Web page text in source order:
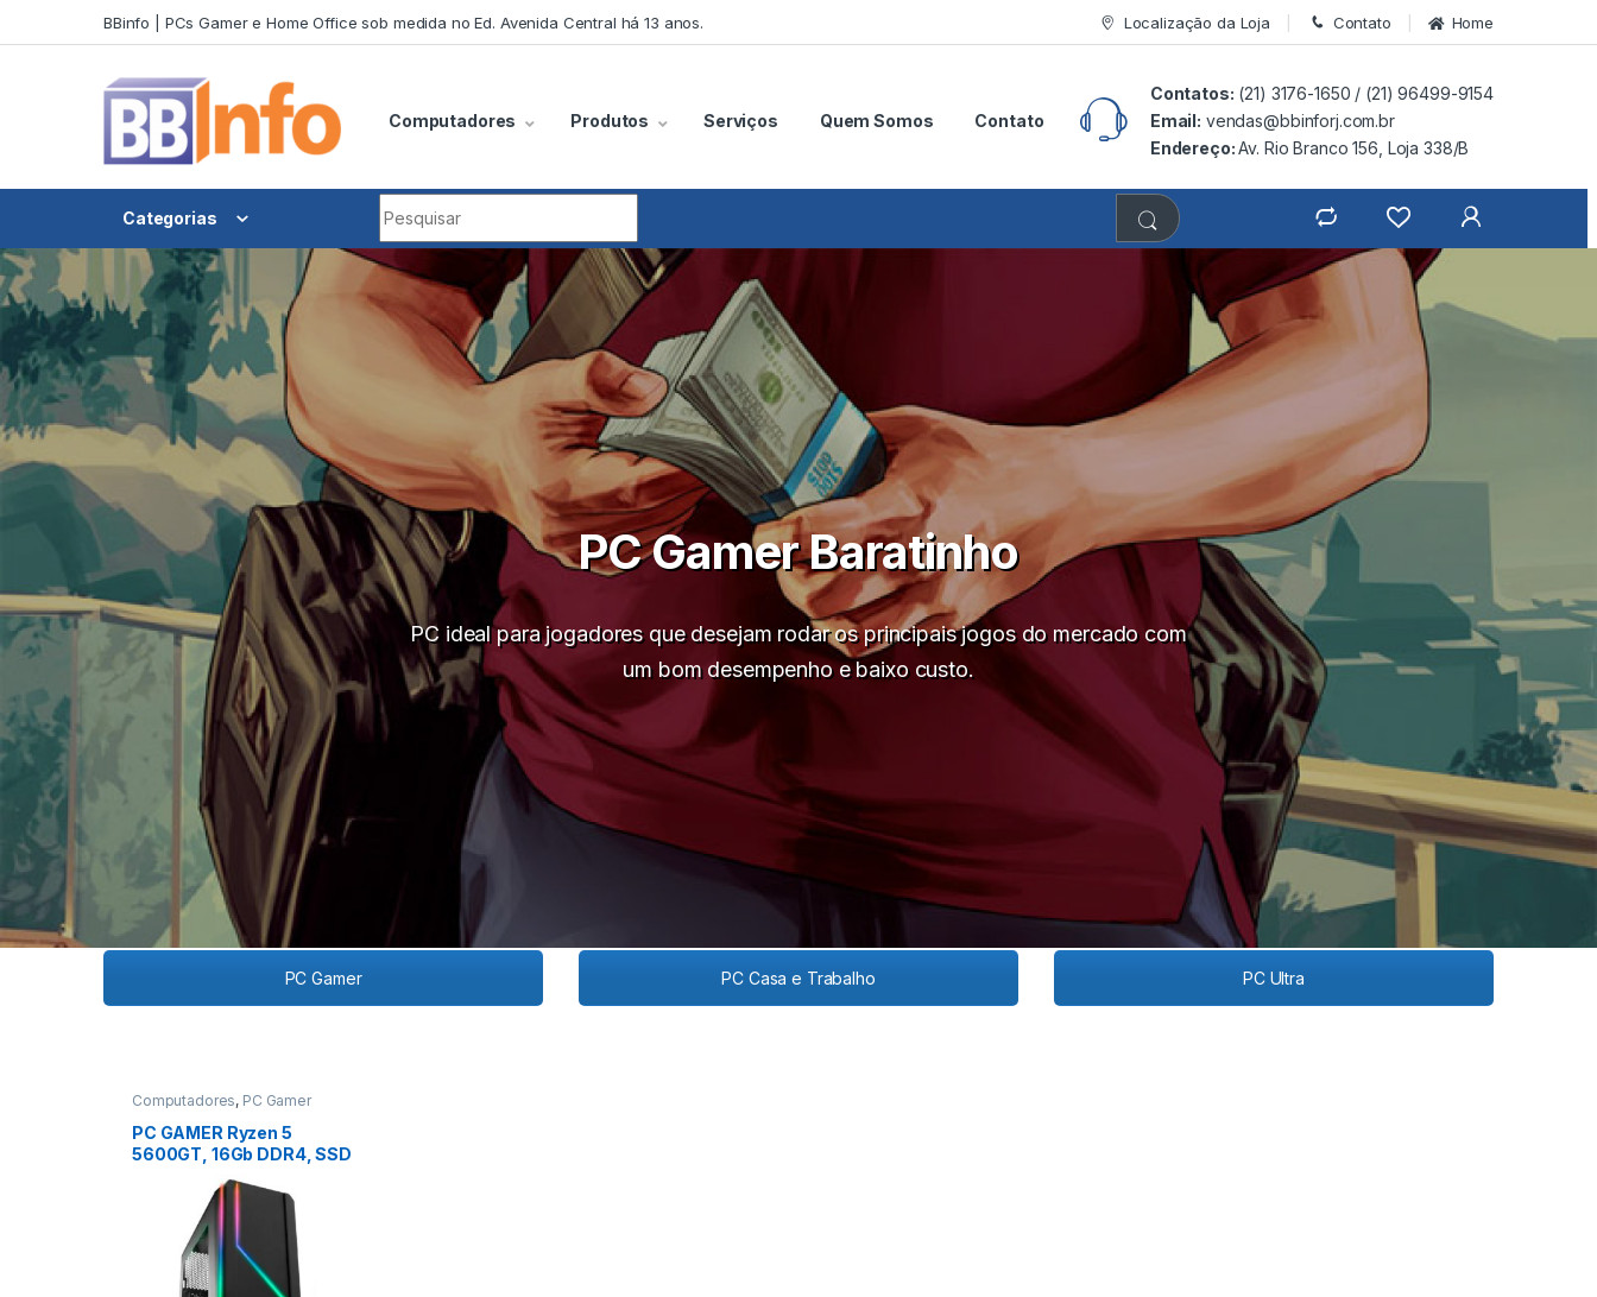
BBinfo | PCs Gamer e Home Office sob medida no Ed. Avenida Central há 13 anos. Localização da Loja Contato Home
Computadores Produtos Serviços Quem Somos Contato
Contatos: (21) 3176-1650 / (21) 96499-9154
Email: vendas@bbinforj.com.br
Endereço:Av. Rio Branco 156, Loja 338/B
Categorias
PC Gamer Baratinho
PC ideal para jogadores que desejam rodar os principais jogos do mercado com
um bom desempenho e baixo custo.
PC Gamer PC Casa e Trabalho PC Ultra
Computadores, PC Gamer
PC GAMER Ryzen 5
5600GT, 16Gb DDR4, SSD
240GB, APU Radeon